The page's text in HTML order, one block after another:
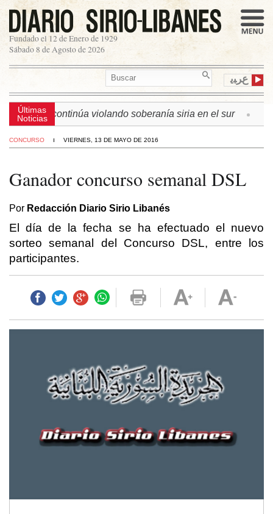
Fundado el 12 de Enero de 1929
Sábado 8 de Agosto de 2026
ﻉﺮﺒﻳ
Últimas
Noticias
israelí continúa violando soberanía siria en el sur
CONCURSO VIERNES, 13 DE MAYO DE 2016
Ganador concurso semanal DSL
Por Redacción Diario Sirio Libanés
El día de la fecha se ha efectuado el nuevo
sorteo semanal del Concurso DSL, entre los
participantes.